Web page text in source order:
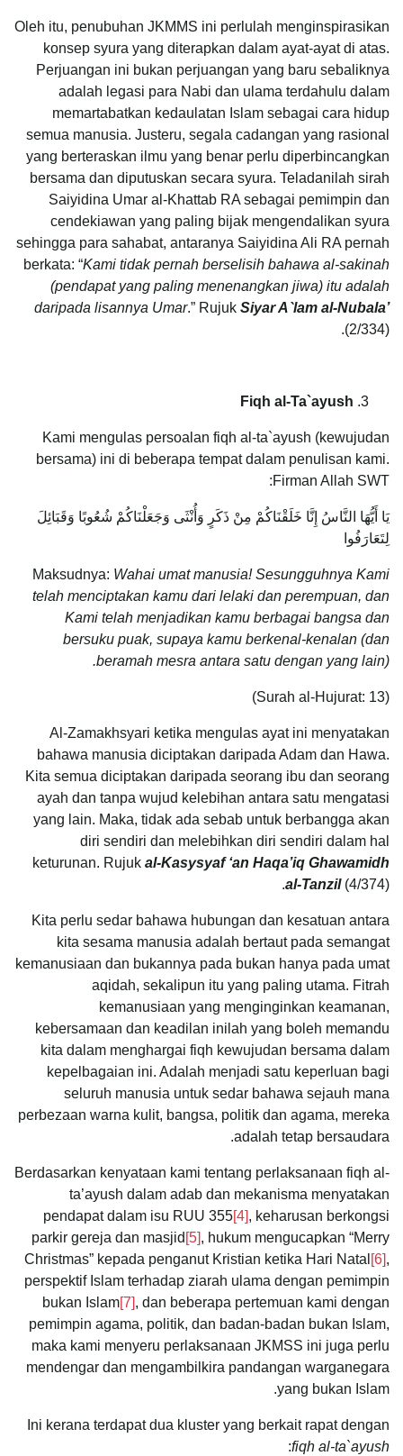
Oleh itu, penubuhan JKMMS ini perlulah menginspirasikan
konsep syura yang diterapkan dalam ayat-ayat di atas.
Perjuangan ini bukan perjuangan yang baru sebaliknya
adalah legasi para Nabi dan ulama terdahulu dalam
memartabatkan kedaulatan Islam sebagai cara hidup
semua manusia. Justeru, segala cadangan yang rasional
yang berteraskan ilmu yang benar perlu diperbincangkan
bersama dan diputuskan secara syura. Teladanilah sirah
Saiyidina Umar al-Khattab RA sebagai pemimpin dan
cendekiawan yang paling bijak mengendalikan syura
sehingga para sahabat, antaranya Saiyidina Ali RA pernah
berkata: “Kami tidak pernah berselisih bahawa al-sakinah
(pendapat yang paling menenangkan jiwa) itu adalah
daripada lisannya Umar.” Rujuk Siyar A`lam al-Nubala’
(2/334).
Fiqh al-Ta`ayush
Kami mengulas persoalan fiqh al-ta`ayush (kewujudan
bersama) ini di beberapa tempat dalam penulisan kami.
Firman Allah SWT:
يَا أَيُّهَا النَّاسُ إِنَّا خَلَقْنَاكُمْ مِنْ ذَكَرٍ وَأُنْثَى وَجَعَلْنَاكُمْ شُعُوبًا وَقَبَائِلَ
لِتَعَارَفُوا
Maksudnya: Wahai umat manusia! Sesungguhnya Kami
telah menciptakan kamu dari lelaki dan perempuan, dan
Kami telah menjadikan kamu berbagai bangsa dan
bersuku puak, supaya kamu berkenal-kenalan (dan
beramah mesra antara satu dengan yang lain).
(Surah al-Hujurat: 13)
Al-Zamakhsyari ketika mengulas ayat ini menyatakan
bahawa manusia diciptakan daripada Adam dan Hawa.
Kita semua diciptakan daripada seorang ibu dan seorang
ayah dan tanpa wujud kelebihan antara satu mengatasi
yang lain. Maka, tidak ada sebab untuk berbangga akan
diri sendiri dan melebihkan diri sendiri dalam hal
keturunan. Rujuk al-Kasysyaf ‘an Haqa’iq Ghawamidh
al-Tanzil(4/374).
Kita perlu sedar bahawa hubungan dan kesatuan antara
kita sesama manusia adalah bertaut pada semangat
kemanusiaan dan bukannya pada bukan hanya pada umat
aqidah, sekalipun itu yang paling utama. Fitrah
kemanusiaan yang menginginkan keamanan,
kebersamaan dan keadilan inilah yang boleh memandu
kita dalam menghargai fiqh kewujudan bersama dalam
kepelbagaian ini. Adalah menjadi satu keperluan bagi
seluruh manusia untuk sedar bahawa sejauh mana
perbezaan warna kulit, bangsa, politik dan agama, mereka
adalah tetap bersaudara.
Berdasarkan kenyataan kami tentang perlaksanaan fiqh al-
ta’ayush dalam adab dan mekanisma menyatakan
pendapat dalam isu RUU 355[4], keharusan berkongsi
parkir gereja dan masjid [5], hukum mengucapkan “Merry
Christmas” kepada penganut Kristian ketika Hari Natal [6],
perspektif Islam terhadap ziarah ulama dengan pemimpin
bukan Islam[7], dan beberapa pertemuan kami dengan
pemimpin agama, politik, dan badan-badan bukan Islam,
maka kami menyeru perlaksanaan JKMSS ini juga perlu
mendengar dan mengambilkira pandangan warganegara
yang bukan Islam.
Ini kerana terdapat dua kluster yang berkait rapat dengan
fiqh al-ta`ayush
: